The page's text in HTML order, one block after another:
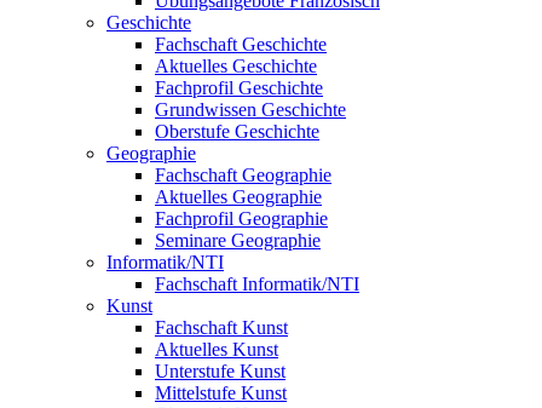
Geschichte
Fachschaft Geschichte
Aktuelles Geschichte
Fachprofil Geschichte
Grundwissen Geschichte
Oberstufe Geschichte
Geographie
Fachschaft Geographie
Aktuelles Geographie
Fachprofil Geographie
Seminare Geographie
Informatik/NTI
Fachschaft Informatik/NTI
Kunst
Fachschaft Kunst
Aktuelles Kunst
Unterstufe Kunst
Mittelstufe Kunst